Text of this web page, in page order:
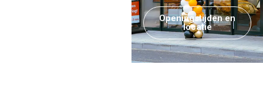
Openingstijden en
locatie